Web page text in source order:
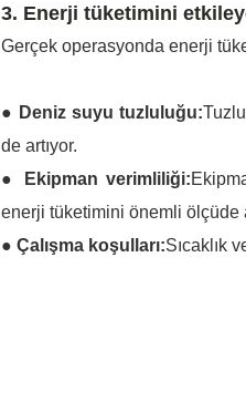
3. Enerji tüketimini
Gerçek operasyonda enerji
● Deniz suyu tuzluluğu:
de artıyor.
● Ekipman verimliliği:
enerji tüketimini önemli ölçüde
● Çalışma koşulları:Sıcaklık